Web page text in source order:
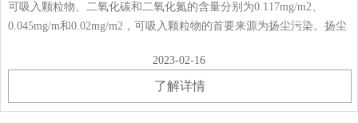
可吸入颗粒物、二氧化碳和二氧化氮的含量分别为0.117mg/m2、
0.045mg/m和0.02mg/m2，可吸入颗粒物的首要来源为扬尘污染。扬尘
2023-02-16
了解详情